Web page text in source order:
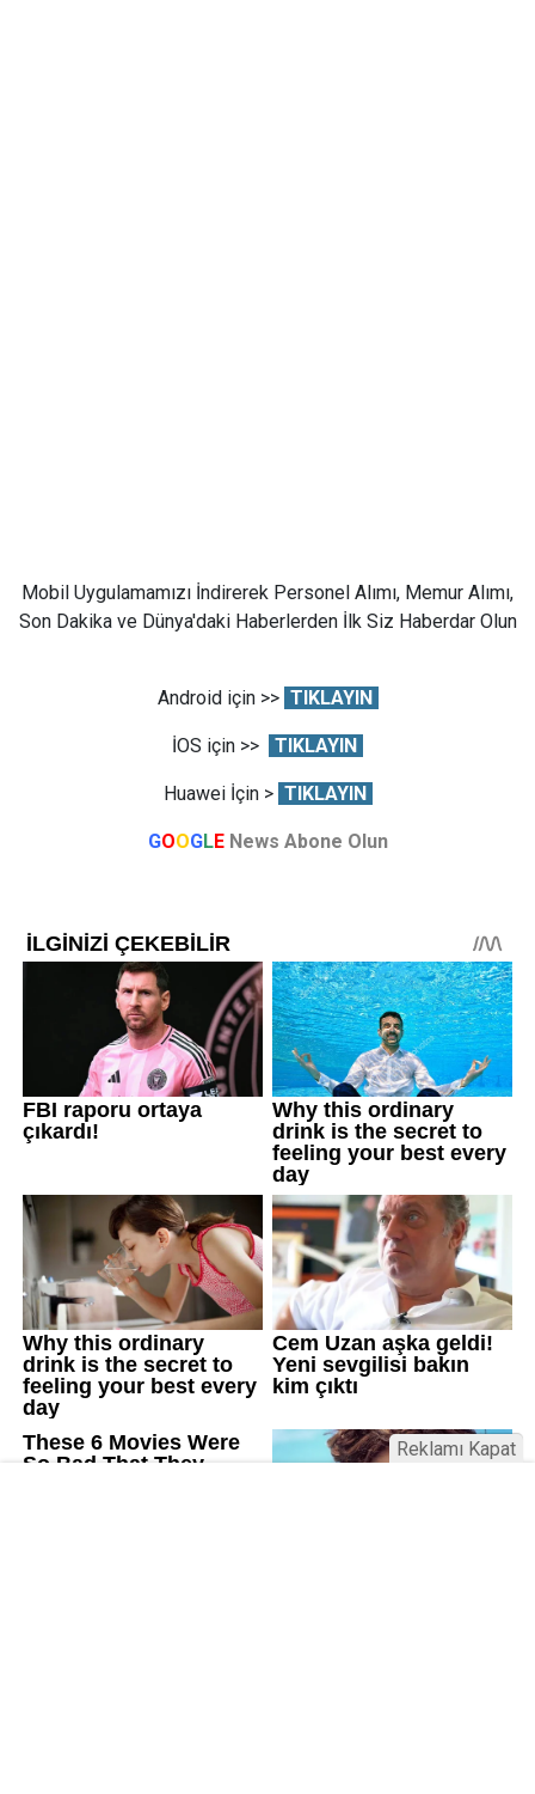
Mobil Uygulamamızı İndirerek Personel Alımı, Memur Alımı,
Son Dakika ve Dünya'daki Haberlerden İlk Siz Haberdar Olun
Android için >> TIKLAYIN
İOS için >> TIKLAYIN
Huawei İçin > TIKLAYIN
GOOGLE News Abone Olun
Reklamı Kapat